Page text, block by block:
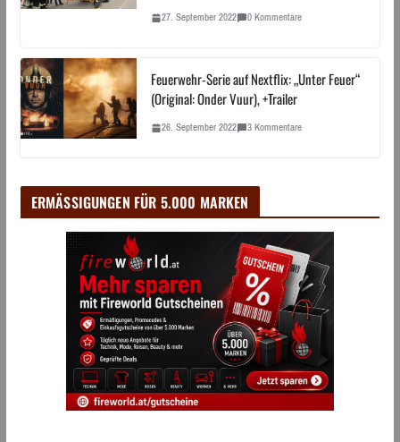
27. September 2022 0 Kommentare
Feuerwehr-Serie auf Nextflix: „Unter Feuer“
(Original: Onder Vuur), +Trailer
26. September 2022 3 Kommentare
ERMÄSSIGUNGEN FÜR 5.000 MARKEN